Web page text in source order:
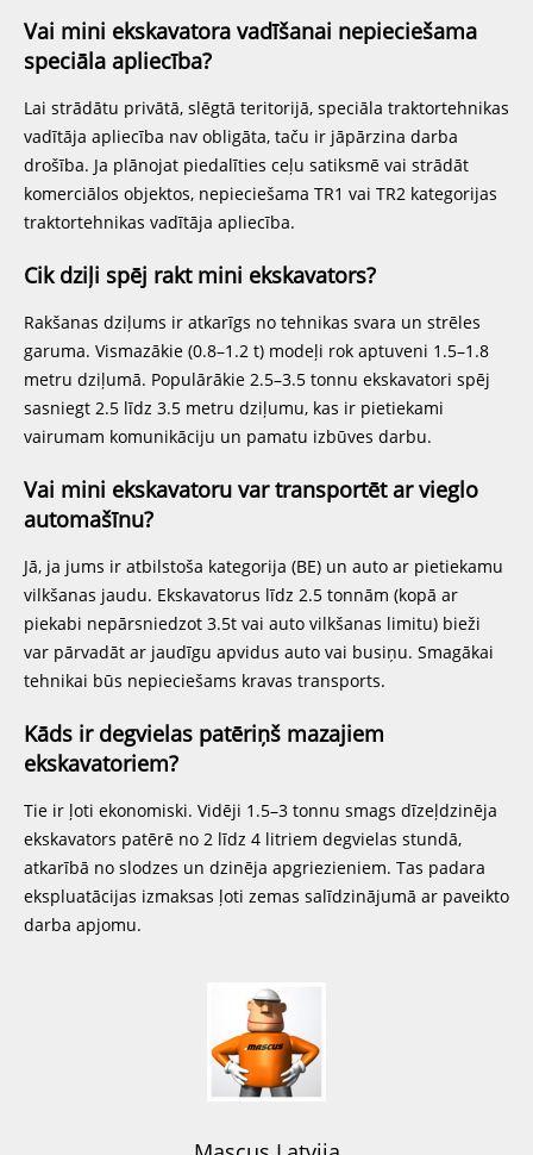
Vai mini ekskavatora vadīšanai nepieciešama
speciāla apliecība?
Lai strādātu privātā, slēgtā teritorijā, speciāla traktortehnikas
vadītāja apliecība nav obligāta, taču ir jāpārzina darba
drošība. Ja plānojat piedalīties ceļu satiksmē vai strādāt
komerciālos objektos, nepieciešama TR1 vai TR2 kategorijas
traktortehnikas vadītāja apliecība.
Cik dziļi spēj rakt mini ekskavators?
Rakšanas dziļums ir atkarīgs no tehnikas svara un strēles
garuma. Vismazākie (0.8–1.2 t) modeļi rok aptuveni 1.5–1.8
metru dziļumā. Populārākie 2.5–3.5 tonnu ekskavatori spēj
sasniegt 2.5 līdz 3.5 metru dziļumu, kas ir pietiekami
vairumam komunikāciju un pamatu izbūves darbu.
Vai mini ekskavatoru var transportēt ar vieglo
automašīnu?
Jā, ja jums ir atbilstoša kategorija (BE) un auto ar pietiekamu
vilkšanas jaudu. Ekskavatorus līdz 2.5 tonnām (kopā ar
piekabi nepārsniedzot 3.5t vai auto vilkšanas limitu) bieži
var pārvadāt ar jaudīgu apvidus auto vai busiņu. Smagākai
tehnikai būs nepieciešams kravas transports.
Kāds ir degvielas patēriņš mazajiem
ekskavatoriem?
Tie ir ļoti ekonomiski. Vidēji 1.5–3 tonnu smags dīzeļdzinēja
ekskavators patērē no 2 līdz 4 litriem degvielas stundā,
atkarībā no slodzes un dzinēja apgriezieniem. Tas padara
ekspluatācijas izmaksas ļoti zemas salīdzinājumā ar paveikto
darba apjomu.